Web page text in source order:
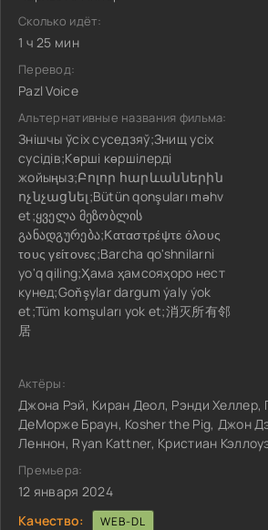
Сколько идёт:
1 ч 25 мин
Перевод:
Pazl Voice
Альтернативные названия фильма:
Знішчы ўсіх суседзяў;Знищ усіх
сусідів;Көрші көршілерді
жойыңыз;Բոլոր հարևաններին
ոչնչացնել;Bütün qonşuları məhv
et;ყველა მეზობლის
განადგურება;Καταστρέψτε όλους
τους γείτονες;Barcha qo'shnilarni
yo'q qiling;Ҳама ҳамсояҳоро нест
кунед;Goňşylar dargum ýaly ýok
et;Tüm komşuları yok et;消灭所有邻
居
Актёры:
Джона Рэй, Киран Деол, Рэнди Хеллер,
ДеМорже Браун, Kosher the Pig, Джон
Леннон, Ryan Kattner, Кристиан
Премьера:
12 января 2024
Качество:
WEB-DL